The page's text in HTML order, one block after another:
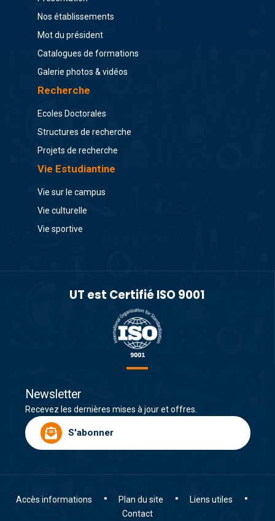
Nos établissements
Mot du président
Catalogues de formations
Galerie photos & vidéos
Recherche
Ecoles Doctorales
Structures de recherche
Projets de recherche
Vie Estudiantine
Vie sur le campus
Vie culturelle
Vie sportive
UT est Certifié ISO 9001
Newsletter
Recevez les dernières mises à jour et offres.
S'abonner
Accès informations Plan du site
Liens utiles
Contact